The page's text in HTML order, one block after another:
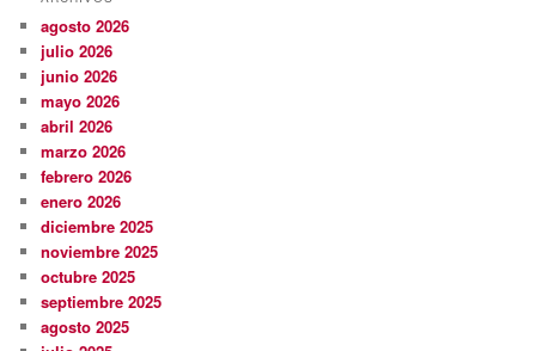
agosto 2026
julio 2026
junio 2026
mayo 2026
abril 2026
marzo 2026
febrero 2026
enero 2026
diciembre 2025
noviembre 2025
octubre 2025
septiembre 2025
agosto 2025